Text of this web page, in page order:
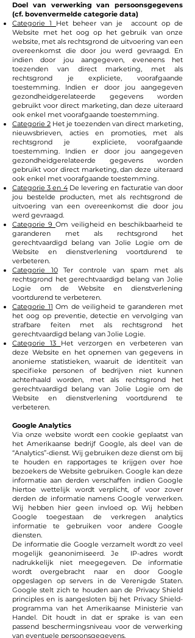
Doel van verwerking van persoonsgegevens
(cf. bovenvermelde categorie data)
Categorie 1 Het beheer van je account op de
Website met het oog op het gebruik van onze
website, met als rechtsgrond de uitvoering van een
overeenkomst die door jou werd gevraagd. En
indien door jou aangegeven, eveneens het
toezenden van direct marketing, met als
rechtsgrond je expliciete, voorafgaande
toestemming. Indien er door jou aangegeven
gezondheidgerelateerde gegevens worden
gebruikt voor direct marketing, dan deze uiteraard
ook enkel met voorafgaande toestemming.
Categorie 2 Het je toezenden van direct marketing,
nieuwsbrieven, acties en promoties, met als
rechtsgrond je expliciete, voorafgaande
toestemming. Indien er door jou aangegeven
gezondheidgerelateerde gegevens worden
gebruikt voor direct marketing, dan deze uiteraard
ook enkel met voorafgaande toestemming.
Categorie 3 en 4De levering en facturatie van door
jou bestelde producten, met als rechtsgrond de
uitvoering van een overeenkomst die door jou
werd gevraagd.
Categorie 9 Om veiligheid en beschikbaarheid te
garanderen met als rechtsgrond het
gerechtvaardigd belang van Jolie Logie om de
Website en dienstverlening voortdurend te
verbeteren.
Categorie 10Ter controle van spam met als
rechtsgrond het gerechtvaardigd belang van Jolie
Logie om de Website en dienstverlening
voortdurend te verbeteren.
Categorie 11 Om de veiligheid te garanderen met
het oog op preventie, detectie en vervolging van
strafbare feiten met als rechtsgrond het
gerechtvaardigd belang van Jolie Logie.
Categorie 13 Het verzorgen en verbeteren van
deze Website en het opnemen van gegevens in
anonieme statistieken, waaruit de identiteit van
specifieke personen of bedrijven niet kunnen
achterhaald worden, met als rechtsgrond het
gerechtvaardigd belang van Jolie Logie om de
Website en dienstverlening voortdurend te
verbeteren.
Google Analytics
Via onze website wordt een cookie geplaatst van
het Amerikaanse bedrijf Google, als deel van de
“Analytics”-dienst. Wij gebruiken deze dienst om bij
te houden en rapportages te krijgen over hoe
bezoekers de Website gebruiken. Google kan deze
informatie aan derden verschaffen indien Google
hiertoe wettelijk wordt verplicht, of voor zover
derden de informatie namens Google verwerken.
Wij hebben hier geen invloed op. Wij hebben
Google toegestaan de verkregen analytics
informatie te gebruiken voor andere Google
diensten.
De informatie die Google verzamelt wordt zo veel
mogelijk geanonimiseerd. Je IP-adres wordt
nadrukkelijk niet meegegeven. De informatie
wordt overgebracht naar en door Google
opgeslagen op servers in de Verenigde Staten.
Google stelt zich te houden aan de Privacy Shield
principles en is aangesloten bij het Privacy Shield-
programma van het Amerikaanse Ministerie van
Handel. Dit houdt in dat er sprake is van een
passend beschermingsniveau voor de verwerking
van eventuele persoonsgegevens.